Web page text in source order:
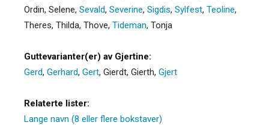
Ordin, Selene, Sevald, Severine, Sigdis, Sylfest, Teoline,
Theres, Thilda, Thove, Tideman, Tonja
Guttevarianter(er) av Gjertine:
Gerd, Gerhard, Gert, Gierdt, Gierth, Gjert
Relaterte lister:
Lange navn (8 eller flere bokstaver)